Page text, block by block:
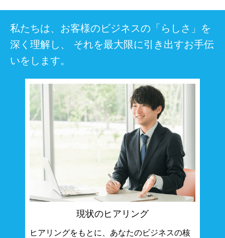
私たちは、お客様のビジネスの「らしさ」を
深く理解し、
それを最大限に引き出すお手伝
いをします。
現状のヒアリング
ヒアリングをもとに、あなたのビジネスの核